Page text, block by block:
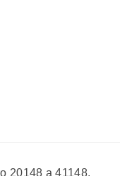
20148 a 41148.